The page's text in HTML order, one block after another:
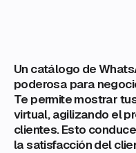
Un catálogo de
poderosa para
Te permite mostrar
virtual, agilizando el
clientes. Esto
la satisfacción del